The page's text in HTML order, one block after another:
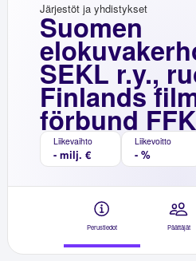
Suomen
SEKL r.y.,
Finlands
förbund
Järjestöt ja yhdistykset
Liikevaihto
- milj. €
Liikevoitto
- %
Perustiedot Päättäjät